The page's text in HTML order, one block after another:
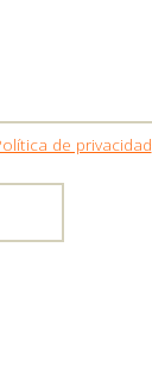
de privacidad